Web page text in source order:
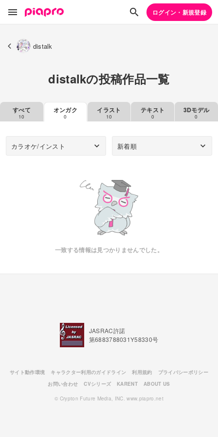
ログイン・新規登録
distalk
distalkの投稿作品一覧
すべて
10
オンガク
0
イラスト
10
テキスト
0
3Dモデル
0
カラオケ/インスト 新着順
一致する情報は見つかりませんでした。
JASRAC許諾
第6883788031Y58330号
サイト動作環境 キャラクター利用のガイドライン 利用規約
プライバシーポリシー
お問い合わせ
CVシリーズ KARENT ABOUT US
© Crypton Future Media, INC. www.piapro.net